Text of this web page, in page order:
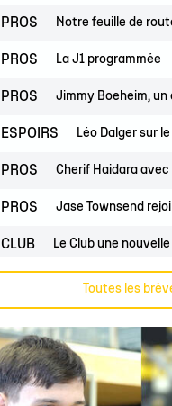
PROS Notre feuille de
PROS La J1 programmée
PROS Jimmy Boeheim, un
ESPOIRS Léo Dalger sur
PROS Cherif Haidara avec
PROS Jase Townsend
CLUB Le Club une
L'Asso est à la
Toutes les